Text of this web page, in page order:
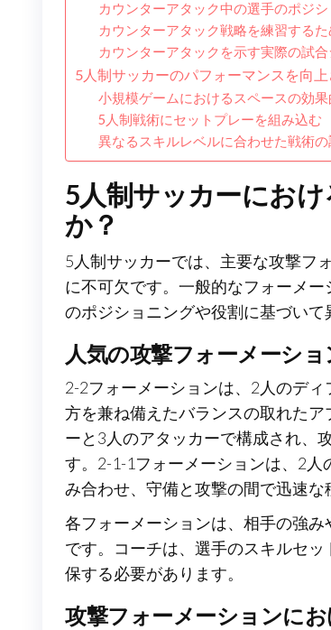
カウンターアタック中の選手のポジ
カウンターアタック戦略を練習する
カウンターアタックを示す実際の試
5人制サッカーのパフォーマンスを向
小規模ゲームにおけるスペースの効果
5人制戦術にセットプレーを組み込む
異なるスキルレベルに合わせた戦術の
5人制サッカーにお
か？
5人制サッカーでは、主要な攻撃フ
に不可欠です。一般的なフォーメ
のポジショニングや役割に基づいて
人気の攻撃フォーメーシ
2-2フォーメーションは、2人のデ
方を兼ね備えたバランスの取れた
ーと3人のアタッカーで構成され、
す。2-1-1フォーメーションは、2
み合わせ、守備と攻撃の間で迅速な
各フォーメーションは、相手の強
です。コーチは、選手のスキルセ
保する必要があります。
攻撃フォーメーションに